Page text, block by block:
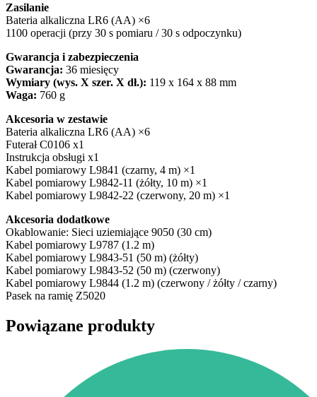
Zasilanie
Bateria alkaliczna LR6 (AA) ×6
1100 operacji (przy 30 s pomiaru / 30 s odpoczynku)
Gwarancja i zabezpieczenia
Gwarancja: 36 miesięcy
Wymiary (wys. X szer. X dł.): 119 x 164 x 88 mm
Waga: 760 g
Akcesoria w zestawie
Bateria alkaliczna LR6 (AA) ×6
Futerał C0106 x1
Instrukcja obsługi x1
Kabel pomiarowy L9841 (czarny, 4 m) ×1
Kabel pomiarowy L9842-11 (żółty, 10 m) ×1
Kabel pomiarowy L9842-22 (czerwony, 20 m) ×1
Akcesoria dodatkowe
Okablowanie: Sieci uziemiające 9050 (30 cm)
Kabel pomiarowy L9787 (1.2 m)
Kabel pomiarowy L9843-51 (50 m) (żółty)
Kabel pomiarowy L9843-52 (50 m) (czerwony)
Kabel pomiarowy L9844 (1.2 m) (czerwony / żółty / czarny)
Pasek na ramię Z5020
Powiązane produkty